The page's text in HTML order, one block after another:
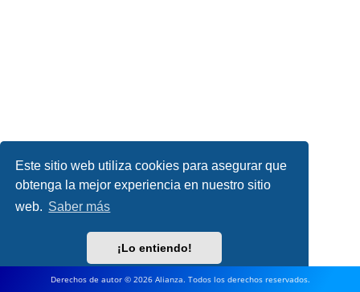
Este sitio web utiliza cookies para asegurar que
obtenga la mejor experiencia en nuestro sitio
web. Saber más
¡Lo entiendo!
Derechos de autor © 2026 Alianza. Todos los derechos reservados.